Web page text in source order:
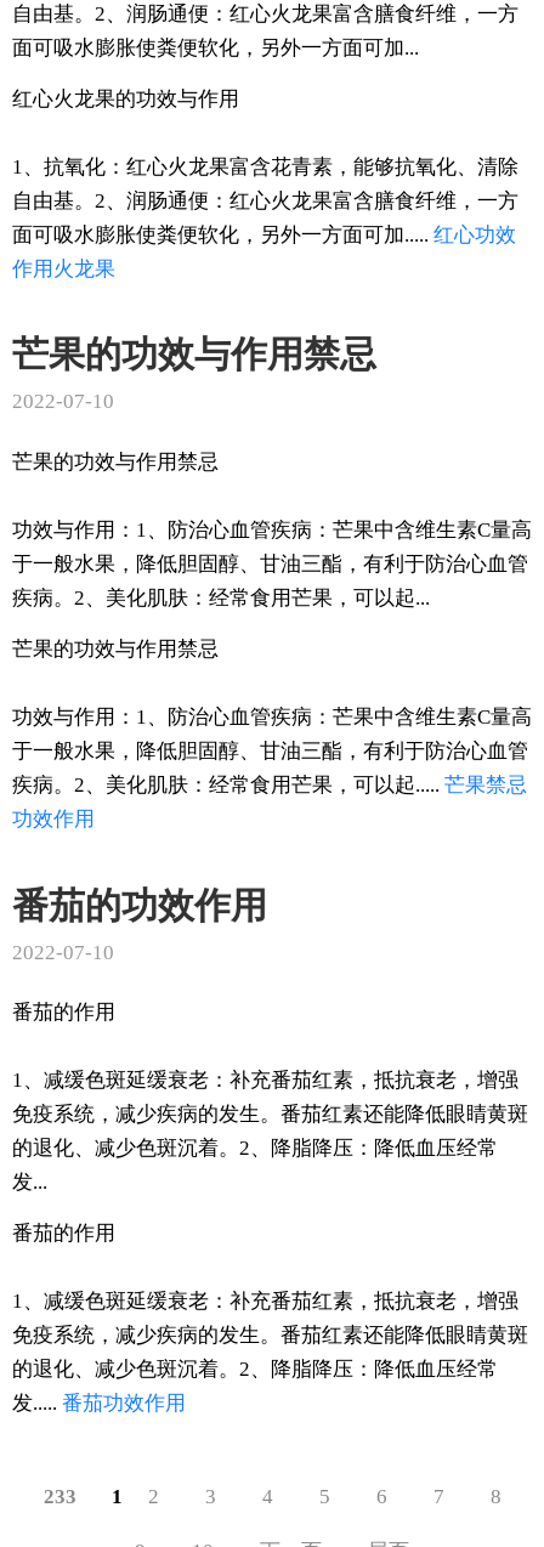
自由基。2、润肠通便：红心火龙果富含膳食纤维，一方
面可吸水膨胀使粪便软化，另外一方面可加...
红心火龙果的功效与作用
1、抗氧化：红心火龙果富含花青素，能够抗氧化、清除
自由基。2、润肠通便：红心火龙果富含膳食纤维，一方
面可吸水膨胀使粪便软化，另外一方面可加..... 红心功效
作用 火龙果
芒果的功效与作用禁忌
2022-07-10
芒果的功效与作用禁忌
功效与作用：1、防治心血管疾病：芒果中含维生素C量高
于一般水果，降低胆固醇、甘油三酯，有利于防治心血管
疾病。2、美化肌肤：经常食用芒果，可以起...
芒果的功效与作用禁忌
功效与作用：1、防治心血管疾病：芒果中含维生素C量高
于一般水果，降低胆固醇、甘油三酯，有利于防治心血管
疾病。2、美化肌肤：经常食用芒果，可以起..... 芒果禁忌
功效作用
番茄的功效作用
2022-07-10
番茄的作用
1、减缓色斑延缓衰老：补充番茄红素，抵抗衰老，增强
免疫系统，减少疾病的发生。番茄红素还能降低眼睛黄斑
的退化、减少色斑沉着。2、降脂降压：降低血压经常
发...
番茄的作用
1、减缓色斑延缓衰老：补充番茄红素，抵抗衰老，增强
免疫系统，减少疾病的发生。番茄红素还能降低眼睛黄斑
的退化、减少色斑沉着。2、降脂降压：降低血压经常
发..... 番茄功效作用
233 1 2 3 4 5 6 7 8